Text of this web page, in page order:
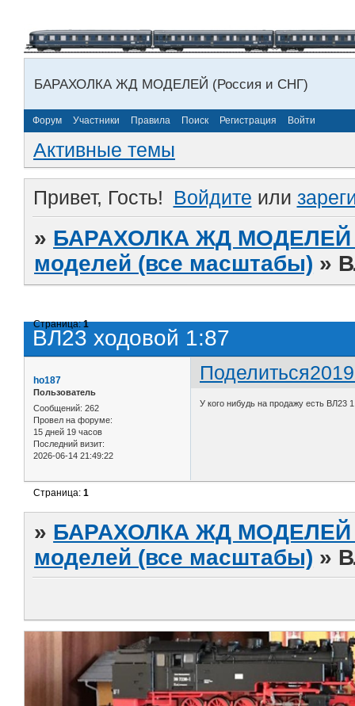
БАРАХОЛКА ЖД МОДЕЛЕЙ (Россия и СНГ)
Форум Участники Правила Поиск Регистрация Войти
Активные темы
Привет, Гость! Войдите или
» БАРАХОЛКА ЖД МОДЕЛЕЙ
моделей (все масштабы) »
ВЛ23 ходовой 1:87
Страница:1
Поделиться
ho187
Пользователь
Сообщений: 262
Провел на форуме:
15 дней 19 часов
Последний визит:
2026-06-14 21:49:22
У кого нибудь на продажу есть ВЛ23
Страница:1
» БАРАХОЛКА ЖД МОДЕЛЕЙ
моделей (все масштабы) »